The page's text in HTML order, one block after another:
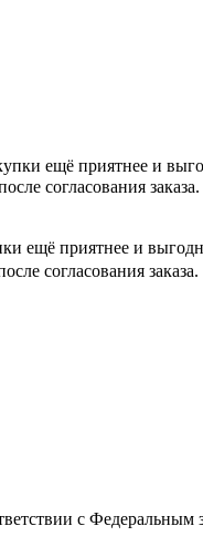
ещё приятнее и
согласования заказа.
ещё приятнее и
согласования заказа.
с